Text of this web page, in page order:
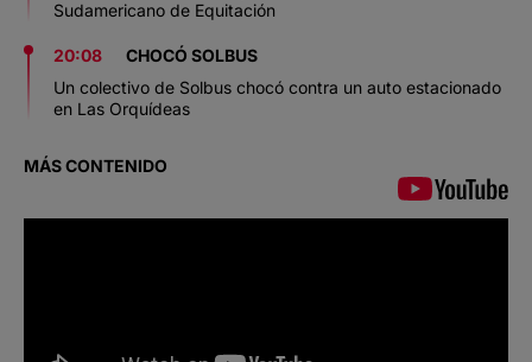
Sudamericano de Equitación
20:08
CHOCÓ SOLBUS
Un colectivo de Solbus chocó contra un auto estacionado
en Las Orquídeas
MÁS CONTENIDO